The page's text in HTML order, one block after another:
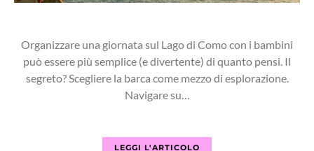
Organizzare una giornata sul Lago di Como con i bambini
può essere più semplice (e divertente) di quanto pensi. Il
segreto? Scegliere la barca come mezzo di esplorazione.
Navigare su…
LEGGI L'ARTICOLO